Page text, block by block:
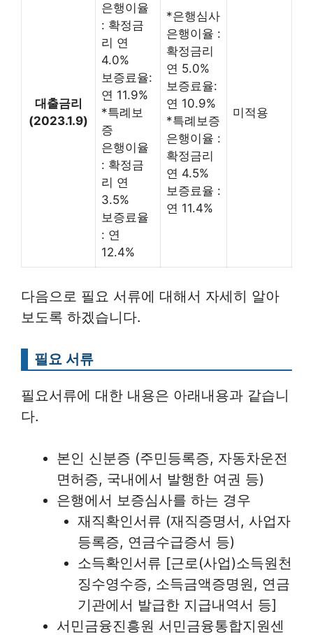
대출금리
(2023.1.9)
은행이율
: 확정금
리 연
4.0%
보증료율:
연 11.9%
*특례보
증
은행이율
: 확정금
리 연
3.5%
보증료율
: 연
12.4%
*은행심사
은행이율 :
확정금리
연 5.0%
보증료율:
연 10.9%
*특례보증
은행이율 :
확정금리
연 4.5%
보증료율 :
연 11.4%
미적용
다음으로 필요 서류에 대해서 자세히 알아
보도록 하겠습니다.
필요 서류
필요서류에 대한 내용은 아래내용과 같습니
다.
본인 신분증 (주민등록증, 자동차운전
면허증, 국내에서 발행한 여권 등)
은행에서 보증심사를 하는 경우
재직확인서류 (재직증명서, 사업자
등록증, 연금수급증서 등)
소득확인서류 [근로(사업)소득원천
징수영수증, 소득금액증명원, 연금
기관에서 발급한 지급내역서 등]
서민금융진흥원 서민금융통합지원센